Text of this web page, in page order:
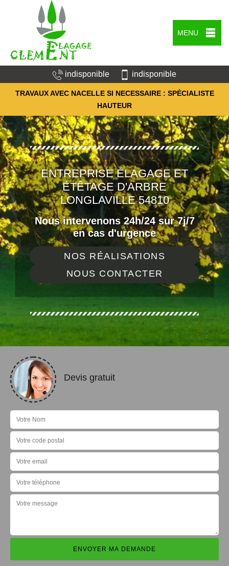
MENU
indisponible indisponible
TRAVAUX AVEC NACELLE SI NECESSAIRE : SPÉCIALISTE
HAUTEUR
ENTREPRISE ÉLAGAGE ET
ÉTÊTAGE D'ARBRE
LONGLAVILLE 54810
Nous intervenons 24h/24 sur 7j/7
en cas d'urgence
NOS RÉALISATIONS
NOUS CONTACTER
Devis gratuit